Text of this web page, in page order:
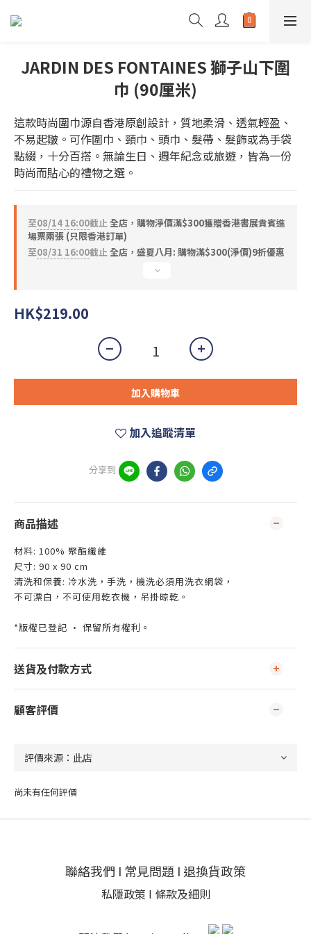
JARDIN DES FONTAINES 獅子山下圍
巾 (90厘米)
這款時尚圍巾源自香港原創設計，質地柔滑、透氣輕盈、
不易起皺。可作圍巾、頸巾、頭巾、髮帶、髮飾或為手袋
點綴，十分百搭。無論生日、週年紀念或旅遊，皆為一份
時尚而貼心的禮物之選。
至08/14 16:00截止全店，購物淨價滿$300獲贈香港書展貴賓進
場票兩張 (只限香港訂單)
至08/31 16:00截止全店，盛夏八月: 購物滿$300(淨價)9折優惠
HK$219.00
加入購物車
加入追蹤清單
分享到
商品描述
材料: 100% 聚酯纖維
尺寸: 90 x 90 cm
清洗和保養: 冷水洗，手洗，機洗必須用洗衣網袋，
不可漂白，不可使用乾衣機，吊掛晾乾。
*版權已登記 · 保留所有權利。
送貨及付款方式
顧客評價
尚未有任何評價
聯絡我們 I 常見問題 I 退換貨政策
私隱政策 I 條款及細則